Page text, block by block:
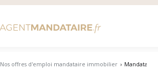
Nos offres d'emploi mandataire immobilier ›